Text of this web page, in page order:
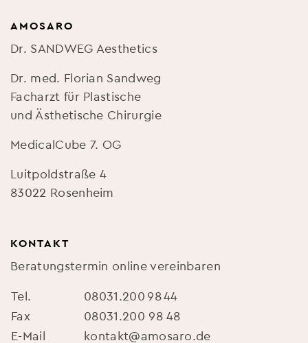
AMOSARO
Dr. SANDWEG Aesthetics
Dr. med. Florian Sandweg
Facharzt für Plastische
und Ästhetische Chirurgie
MedicalCube 7. OG
Luitpoldstraße 4
83022 Rosenheim
KONTAKT
Beratungstermin online vereinbaren
Tel.
08031.200 98 44
Fax
08031.200 98 48
E-Mail
kontakt@amosaro.de